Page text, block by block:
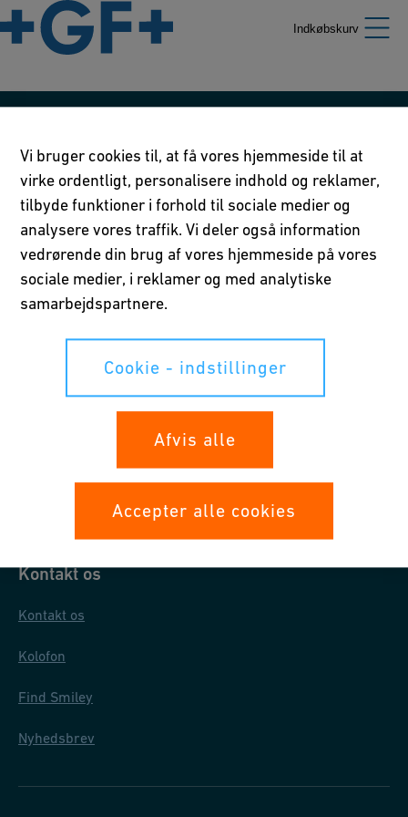
Indkøbskurv
Brugsvilkår
Privatlivserklæring
Cookie - indstillinger
Whistleblowing
Databeskyttelse
Kontakt os
Kontakt os
Kolofon
Find Smiley
Nyhedsbrev
Vi bruger cookies til, at få vores hjemmeside til at
virke ordentligt, personalisere indhold og reklamer,
tilbyde funktioner i forhold til sociale medier og
analysere vores traffik. Vi deler også information
vedrørende din brug af vores hjemmeside på vores
sociale medier, i reklamer og med analytiske
samarbejdspartnere.
Cookie - indstillinger
Afvis alle
Accepter alle cookies